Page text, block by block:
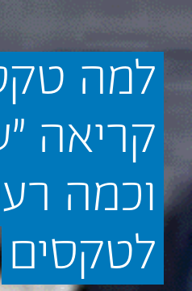
למה
קריאה
וכמה
לטקסים